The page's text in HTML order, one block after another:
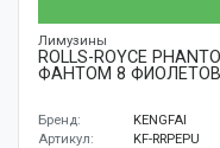
Лимузины
ROLLS-ROYCE
ФАНТОМ 8
Бренд:
KENGFAI
Артикул:
KF-RRPEPU